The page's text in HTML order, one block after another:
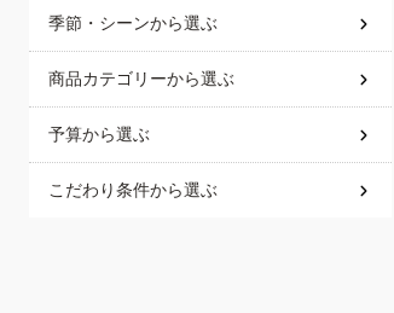
季節・シーンから選ぶ
商品カテゴリーから選ぶ
予算から選ぶ
こだわり条件から選ぶ